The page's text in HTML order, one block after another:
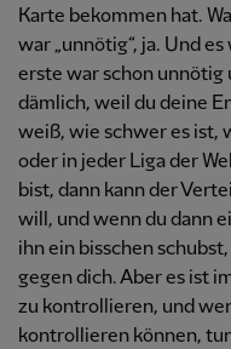
Karte bekommen hat.
war „unnötig“, ja. Und es
erste war schon unnötig
dämlich, weil du deine
weiß, wie schwer es ist,
oder in jeder Liga der
bist, dann kann der
will, und wenn du dann
ihn ein bisschen
gegen dich. Aber es ist
zu kontrollieren, und
kontrollieren können,